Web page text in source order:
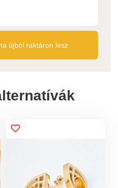
újból raktáron lesz